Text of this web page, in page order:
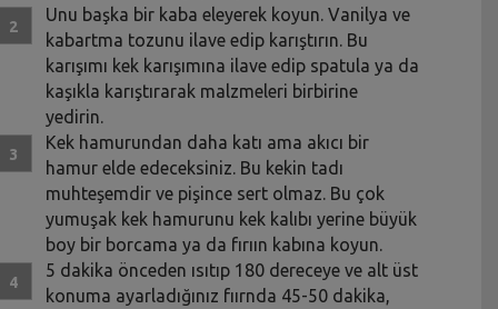
Unu başka bir kaba eleyerek koyun. Vanilya ve
kabartma tozunu ilave edip karıştırın. Bu
karışımı kek karışımına ilave edip spatula ya da
kaşıkla karıştırarak malzmeleri birbirine
yedirin.
Kek hamurundan daha katı ama akıcı bir
hamur elde edeceksiniz. Bu kekin tadı
muhteşemdir ve pişince sert olmaz. Bu çok
yumuşak kek hamurunu kek kalıbı yerine büyük
boy bir borcama ya da fırıın kabına koyun.
5 dakika önceden ısıtıp 180 dereceye ve alt üst
konuma ayarladığınız fıırnda 45-50 dakika,